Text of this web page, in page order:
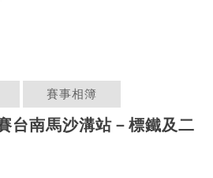
賽事相簿
台南馬沙溝站－標鐵及二